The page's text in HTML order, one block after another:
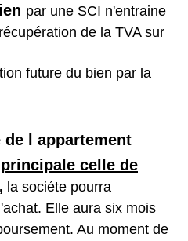
par une SCI n'entraine
de la TVA sur
future du bien par la
de l appartement
celle de
, la sociéte pourra
Elle aura six mois
Au moment de